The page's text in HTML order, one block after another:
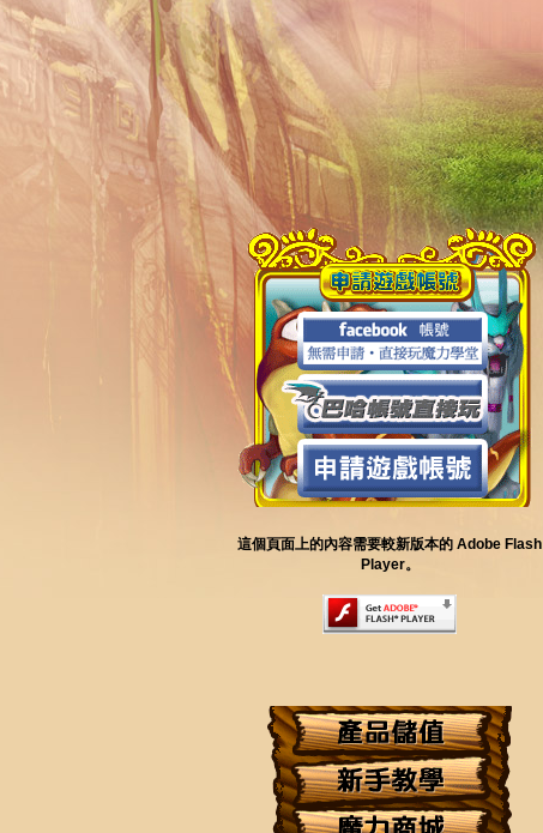
這個頁面上的內容需要較新版本的 Adobe Flash
Player。